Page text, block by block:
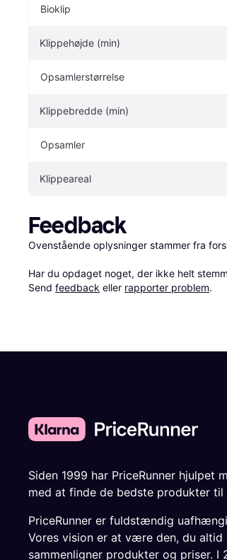
Bioklip
Klippehøjde (min)
Opsamlerstørrelse
Klippebredde (min)
Opsamler
Klippeareal
Feedback
Ovenstående oplysninger stammer fra
Har du opdaget noget, der ikke helt
Send feedback eller rapporter problem.
Siden 1999 har PriceRunner hjulpet
med at finde de bedste produkter til
PriceRunner er fuldstændig
Vores vision er at være den, du altid
sammenligner produkter og priser. I